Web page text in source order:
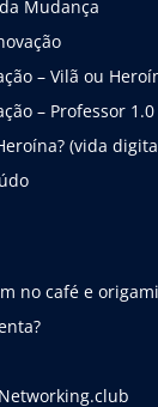
Mudança
– Vilã ou
– Professor
(vida
no café e origami